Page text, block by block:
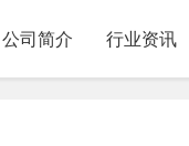
公司简介 行业资讯